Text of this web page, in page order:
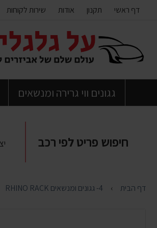
דף ראשי תקנון אודות שירות לקוחות
גגונים ווי גרירה ומנשאים
חיפוש פריט לפי רכב
דף הבית 4- גגונים ומנשאים RHINO RACK